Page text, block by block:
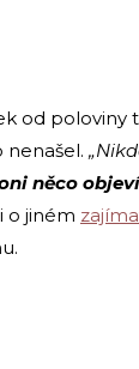
od poloviny
něco
o jiném